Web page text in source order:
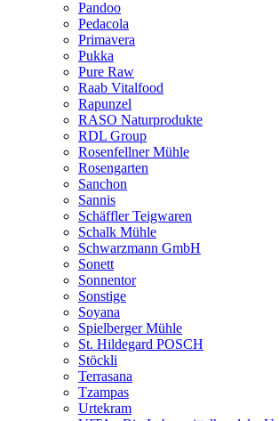
Pandoo
Pedacola
Primavera
Pukka
Pure Raw
Raab Vitalfood
Rapunzel
RASO Naturprodukte
RDL Group
Rosenfellner Mühle
Rosengarten
Sanchon
Sannis
Schäffler Teigwaren
Schalk Mühle
Schwarzmann GmbH
Sonett
Sonnentor
Sonstige
Soyana
Spielberger Mühle
St. Hildegard POSCH
Stöckli
Terrasana
Tzampas
Urtekram